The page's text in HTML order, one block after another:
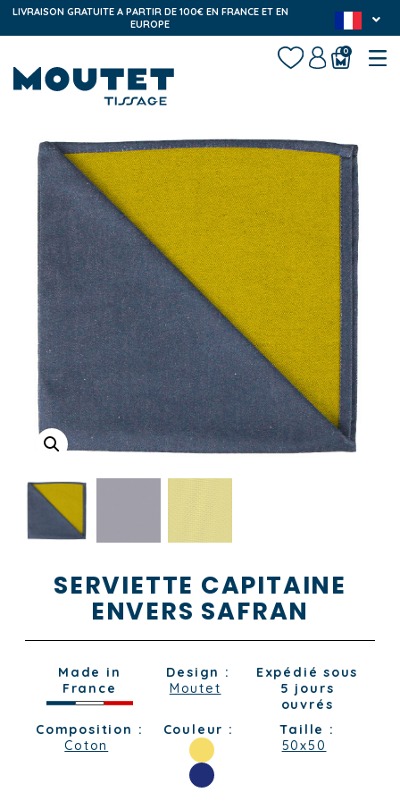
LIVRAISON GRATUITE A PARTIR DE 100€ EN FRANCE ET EN
EUROPE
0
SERVIETTE CAPITAINE
ENVERS SAFRAN
Made in
France
Design :
Moutet
Expédié sous
5 jours
ouvrés
Composition :
Coton
Couleur :
Taille :
50x50